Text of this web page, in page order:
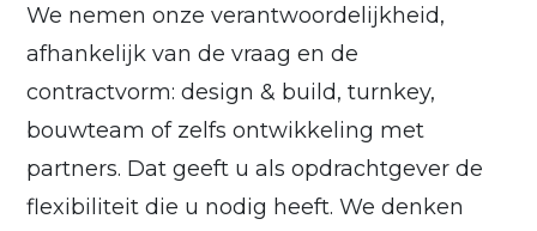
We nemen onze verantwoordelijkheid,
afhankelijk van de vraag en de
contractvorm: design & build, turnkey,
bouwteam of zelfs ontwikkeling met
partners. Dat geeft u als opdrachtgever de
flexibiliteit die u nodig heeft. We denken